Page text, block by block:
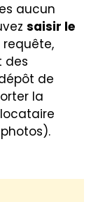
aucun
saisir le
requête,
des
de
la